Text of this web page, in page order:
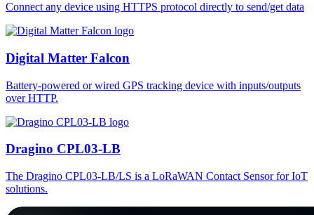
Connect any device using HTTPS protocol directly to send/get data
Digital Matter Falcon
Battery-powered or wired GPS tracking device with inputs/outputs
over HTTP.
Dragino CPL03-LB
The Dragino CPL03-LB/LS is a LoRaWAN Contact Sensor for IoT
solutions.